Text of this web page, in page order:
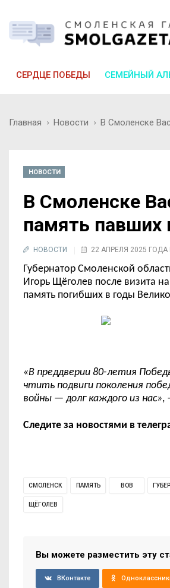
СЕРДЦЕ ПОБЕДЫ СЕМЕЙНЫЙ
Главная Новости В Смоленске
НОВОСТИ
В Смоленске
память павших
НОВОСТИ 22 АПРЕЛЯ 2025 ГОДА
Губернатор Смоленской
Игорь Щёголев после визита на
память погибших в годы
«В преддверии 80-летия
чтить подвиги поколения
войны — долг каждого из нас»,
Следите за новостями в
СМОЛЕНСК ПАМЯТЬ ВОВ
ЩЁГОЛЕВ
Вы можете разместить эту
ВКонтакте